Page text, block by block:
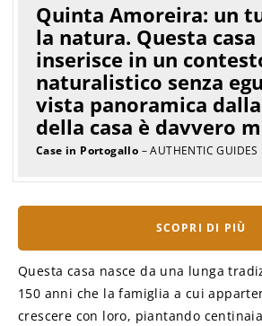
Quinta Amoreira: un
la natura. Questa
inserisce in un
naturalistico senza
vista panoramica
della casa è davvero
Case in Portogallo – AUTHENTIC GUIDES
SCOPRI DI PIÙ
Questa casa nasce da una lunga
150 anni che la famiglia a cui
crescere con loro, piantando